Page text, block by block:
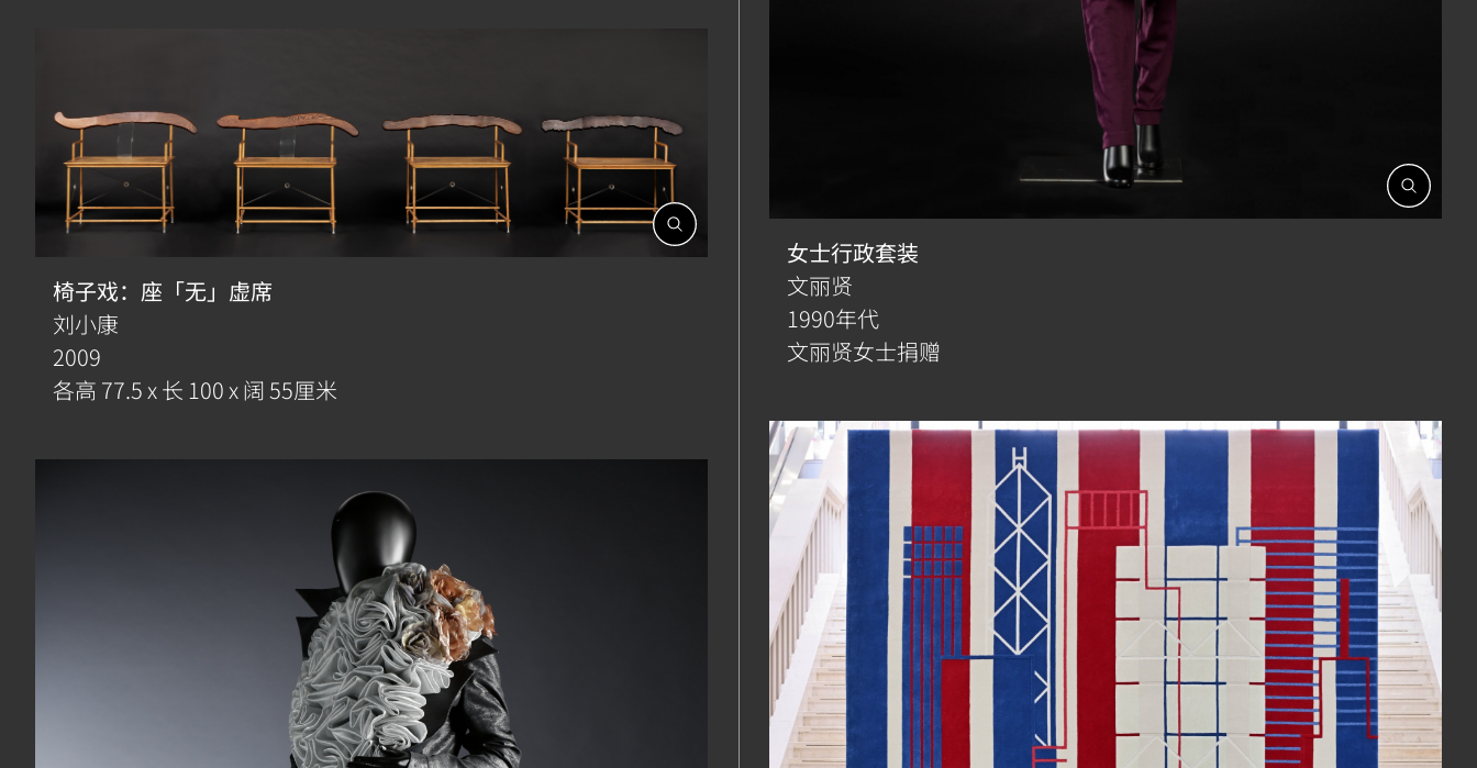
開
啟
椅子戏：座「无」虚席
刘小康
2009
各高 77.5 x 长 100 x 阔 55厘米
開
啟
女士行政套装
文丽贤
1990年代
文丽贤女士捐赠